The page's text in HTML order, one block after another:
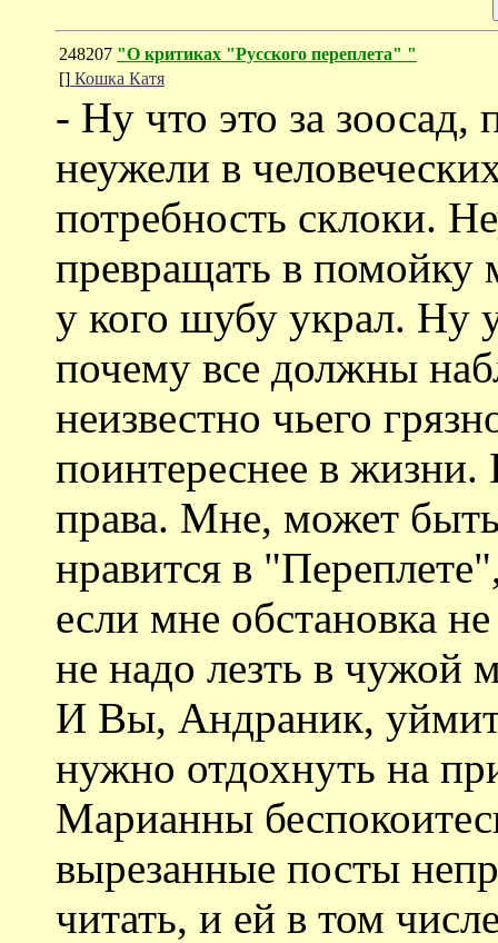
248207 "О критиках "Русского переплета" "
[] Кошка Катя
- Ну что это за
неужели в
потребность склоки.
превращать в помойку
у кого шубу украл. Ну
почему все должны
неизвестно чьего
поинтереснее в
права. Мне, может
нравится в
если мне обстановка
не надо лезть в чужой
И Вы, Андраник,
нужно отдохнуть на
Марианны
вырезанные посты
читать, и ей в том